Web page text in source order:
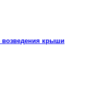
возведения крыши